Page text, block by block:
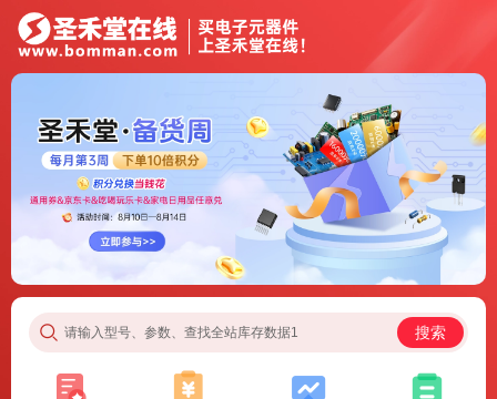
请输入型号、参数、查找全站库存数据1 搜索